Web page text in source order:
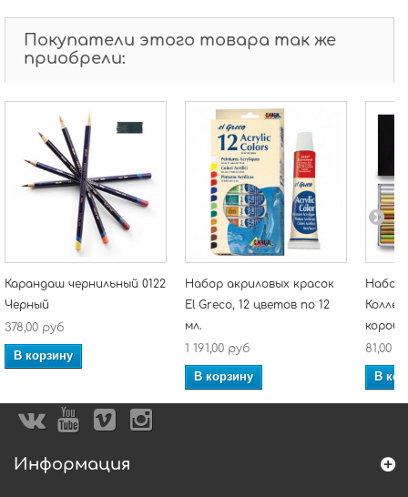
Покупатели этого товара так же
приобрели:
Карандаш чернильный 0122
Черный
378,00 руб
В корзину
Набор акриловых красок
El Greco, 12 цветов по 12
мл.
1 191,00 руб
В корзину
Набор
81,00
В
Информация